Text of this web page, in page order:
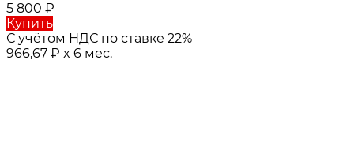
5 800 ₽
Купить
С учётом НДС по ставке 22%
966,67 ₽ x 6 мес.